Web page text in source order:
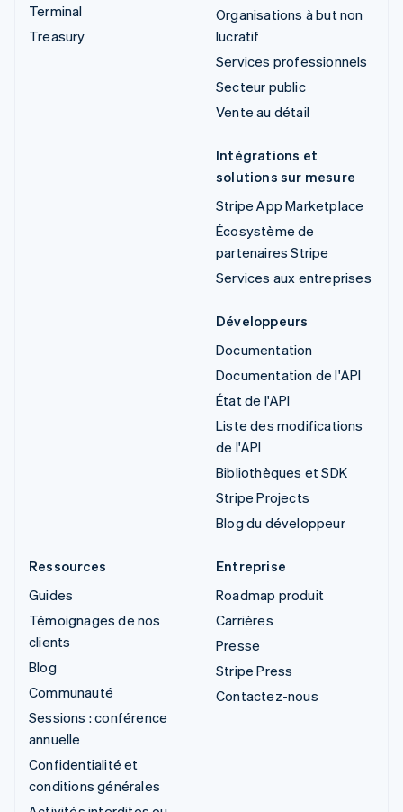
Terminal
Treasury
Organisations à but non
lucratif
Services professionnels
Secteur public
Vente au détail
Intégrations et
solutions sur mesure
Stripe App Marketplace
Écosystème de
partenaires Stripe
Services aux entreprises
Développeurs
Documentation
Documentation de l'API
État de l'API
Liste des modifications
de l'API
Bibliothèques et SDK
Stripe Projects
Blog du développeur
Ressources
Guides
Témoignages de nos
clients
Blog
Communauté
Sessions : conférence
annuelle
Confidentialité et
conditions générales
Entreprise
Roadmap produit
Carrières
Presse
Stripe Press
Contactez-nous